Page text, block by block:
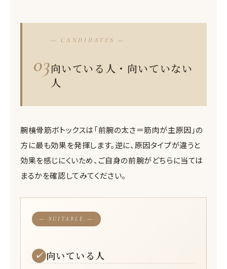
03
— CANDIDATES —
向いている人・向いていない
人
腕橈骨筋ボトックスは「前腕の太さ＝筋肉が主原因」の
方に最も効果を発揮します。逆に、原因タイプが違うと
効果を感じにくいため、ご自身の前腕がどちらに当ては
まるかを確認してみてください。
— SUITABLE —
✓ 向いている人